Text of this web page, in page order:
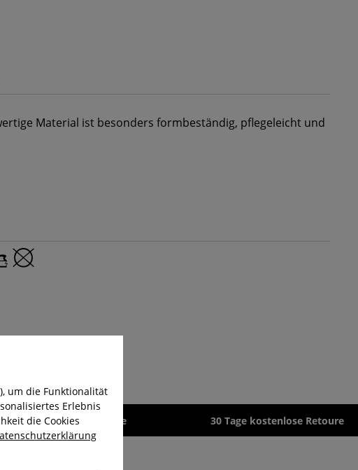
Material ist besonders formbeständig, pflegeleicht und
Lieferzeit 1-3 Werktage 30 Tage kostenlose Retoure
um die Funktionalität
Erlebnis
die Cookies